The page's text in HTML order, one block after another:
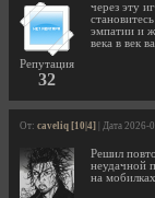
Репутация
32
через эту
эмпатии и
века в век
От: caveliq [10|4] | Дата
Решил
неудачной
на мобилках